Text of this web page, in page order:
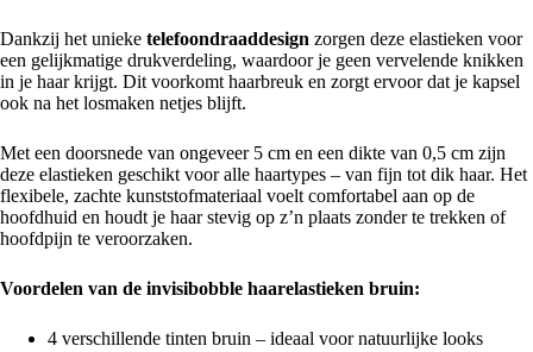
Dankzij het unieke telefoondraaddesign zorgen deze elastieken voor
een gelijkmatige drukverdeling, waardoor je geen vervelende knikken
in je haar krijgt. Dit voorkomt haarbreuk en zorgt ervoor dat je kapsel
ook na het losmaken netjes blijft.
Met een doorsnede van ongeveer 5 cm en een dikte van 0,5 cm zijn
deze elastieken geschikt voor alle haartypes – van fijn tot dik haar. Het
flexibele, zachte kunststofmateriaal voelt comfortabel aan op de
hoofdhuid en houdt je haar stevig op z’n plaats zonder te trekken of
hoofdpijn te veroorzaken.
Voordelen van de invisibobble haarelastieken bruin:
4 verschillende tinten bruin – ideaal voor natuurlijke looks